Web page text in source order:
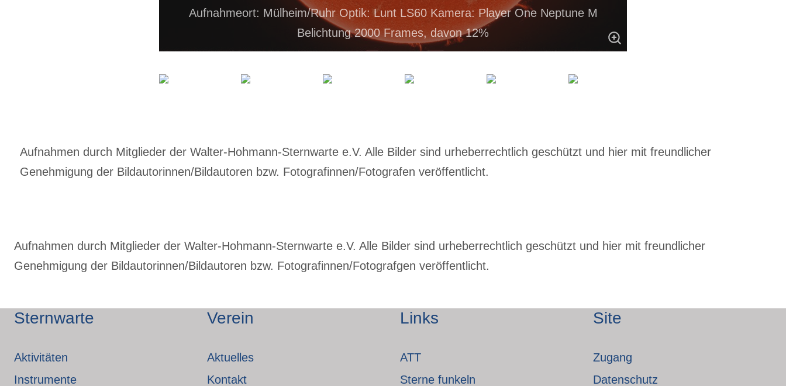
Aufnahmeort: Mülheim/Ruhr Optik: Lunt LS60 Kamera: Player One Neptune M
Belichtung 2000 Frames, davon 12%
Aufnahmen durch Mitglieder der Walter-Hohmann-Sternwarte e.V. Alle Bilder sind urheberrechtlich geschützt und hier mit freundlicher
Genehmigung der Bildautorinnen/Bildautoren bzw. Fotografinnen/Fotografen veröffentlicht.
Aufnahmen durch Mitglieder der Walter-Hohmann-Sternwarte e.V. Alle Bilder sind urheberrechtlich geschützt und hier mit freundlicher
Genehmigung der Bildautorinnen/Bildautoren bzw. Fotografinnen/Fotografgen veröffentlicht.
Sternwarte
Aktivitäten
Instrumente
Verein
Aktuelles
Kontakt
Links
ATT
Sterne funkeln
Site
Zugang
Datenschutz